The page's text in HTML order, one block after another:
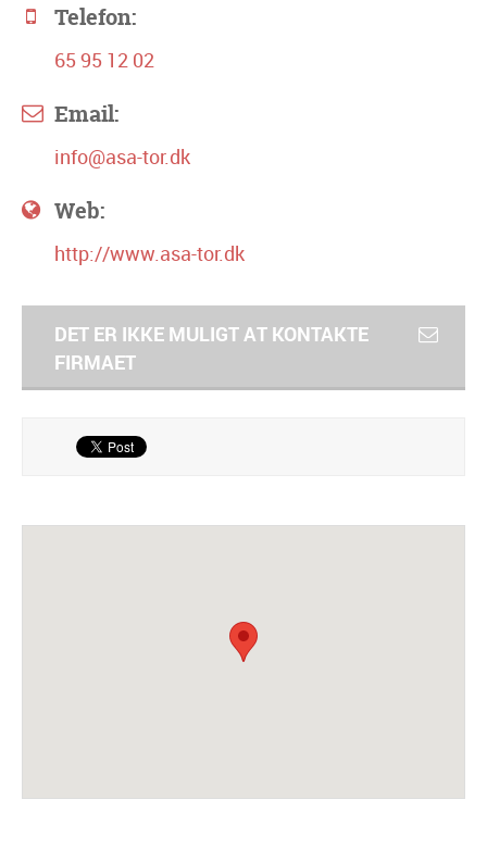
Telefon:
65 95 12 02
Email:
info@asa-tor.dk
Web:
http://www.asa-tor.dk
DET ER IKKE MULIGT AT KONTAKTE
FIRMAET